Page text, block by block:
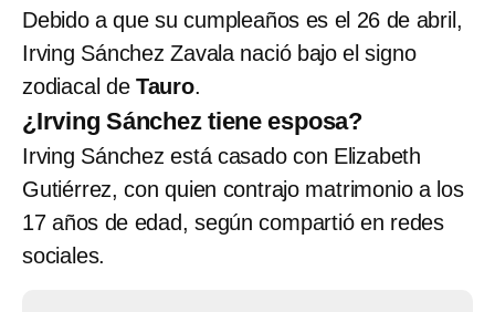
Debido a que su cumpleaños es el 26 de abril,
Irving Sánchez Zavala nació bajo el signo
zodiacal de Tauro.
¿Irving Sánchez tiene esposa?
Irving Sánchez está casado con Elizabeth
Gutiérrez, con quien contrajo matrimonio a los
17 años de edad, según compartió en redes
sociales.